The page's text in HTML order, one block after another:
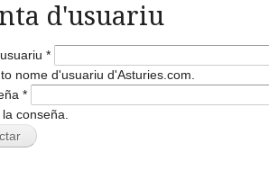
d'usuariu
*
nome d'usuariu d'Asturies.com.
*
conseña.